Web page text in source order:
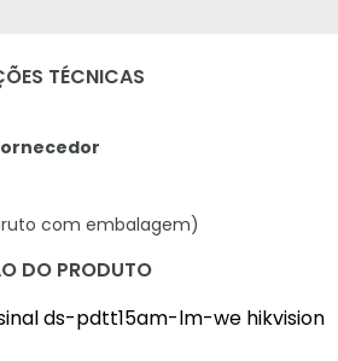
TÉCNICAS
com embalagem)
DO PRODUTO
ds-pdtt15am-lm-we hikvision